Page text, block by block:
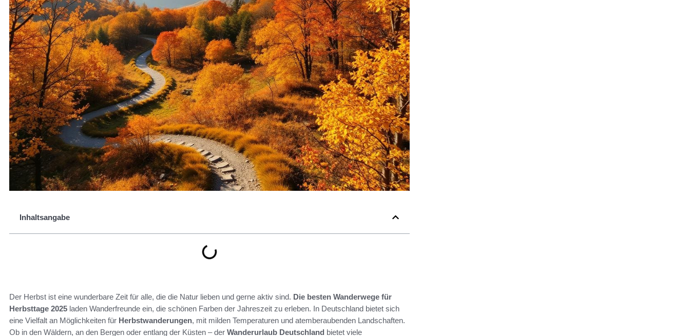
Inhaltsangabe
Der Herbst ist eine wunderbare Zeit für alle, die die Natur lieben und gerne aktiv sind. Die besten Wanderwege für
Herbsttage 2025 laden Wanderfreunde ein, die schönen Farben der Jahreszeit zu erleben. In Deutschland bietet sich
eine Vielfalt an Möglichkeiten für Herbstwanderungen, mit milden Temperaturen und atemberaubenden Landschaften.
Ob in den Wäldern, an den Bergen oder entlang der Küsten – der Wanderurlaub Deutschland bietet viele